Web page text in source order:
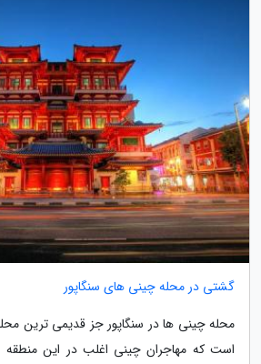
گشتی در محله چینی های سنگاپور
محله چینی ها در سنگاپور جز قدیمی ترین
است که مهاجران چینی اغلب در این